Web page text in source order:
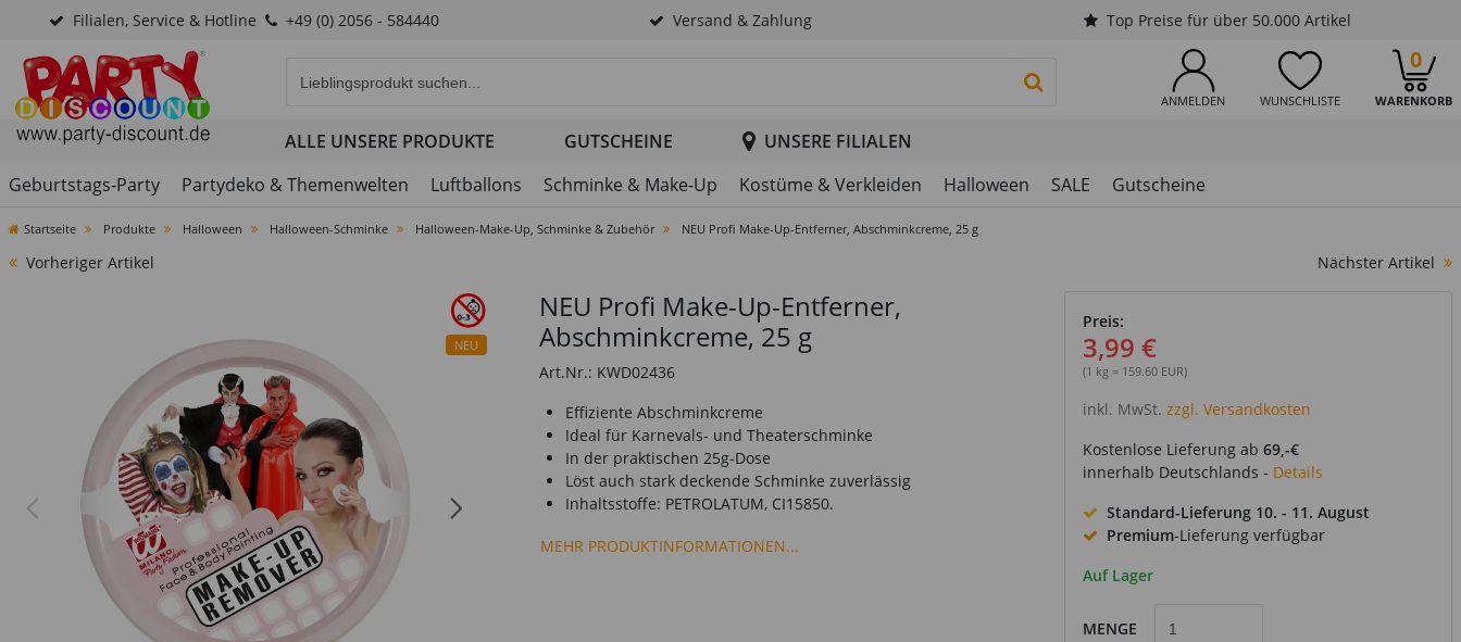
Filialen, Service & Hotline +49 (0) 2056 - 584440 Versand & Zahlung Top Preise für über 50.000 Artikel
ANMELDEN WUNSCHLISTE WARENKORB
0
PRODUKTSUCHE STARTEN
ALLE UNSERE PRODUKTE GUTSCHEINE
UNSERE FILIALEN
Geburtstags-Party
Partydeko & Themenwelten Luftballons Schminke & Make-Up Kostüme & Verkleiden Halloween SALE Gutscheine
Startseite Produkte Halloween Halloween-Schminke Halloween-Make-Up, Schminke & Zubehör NEU Profi Make-Up-Entferner, Abschminkcreme, 25 g
Vorheriger Artikel Nächster Artikel
NEU
NEU Profi Make-Up-Entferner,
Abschminkcreme, 25 g
Art.Nr.: KWD02436
Effiziente Abschminkcreme
Ideal für Karnevals- und Theaterschminke
In der praktischen 25g-Dose
Löst auch stark deckende Schminke zuverlässig
Inhaltsstoffe: PETROLATUM, CI15850.
MEHR PRODUKTINFORMATIONEN...
Preis:
3,99 €
(1 kg = 159.60 EUR)
inkl. MwSt. zzgl. Versandkosten
Kostenlose Lieferung ab 69,-€
innerhalb Deutschlands - Details
Standard-Lieferung 10. - 11. August
Premium-Lieferung verfügbar
Auf Lager
MENGE